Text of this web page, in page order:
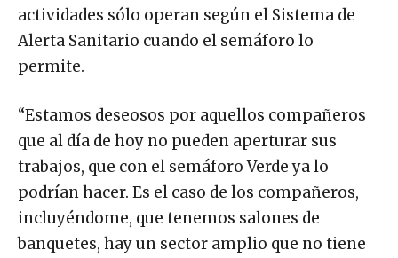
actividades sólo operan según el Sistema de
Alerta Sanitario cuando el semáforo lo
permite.
“Estamos deseosos por aquellos compañeros
que al día de hoy no pueden aperturar sus
trabajos, que con el semáforo Verde ya lo
podrían hacer. Es el caso de los compañeros,
incluyéndome, que tenemos salones de
banquetes, hay un sector amplio que no tiene